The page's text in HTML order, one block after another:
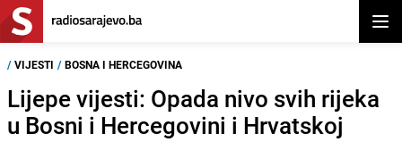
/ VIJESTI / BOSNA I HERCEGOVINA
Lijepe vijesti: Opada nivo svih rijeka
u Bosni i Hercegovini i Hrvatskoj